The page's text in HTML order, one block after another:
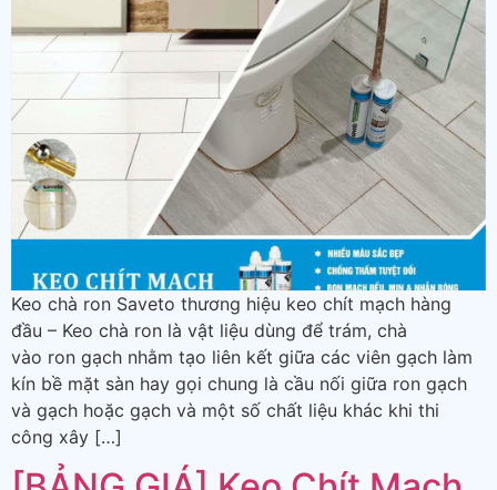
Keo chà ron Saveto thương hiệu keo chít mạch hàng
đầu – Keo chà ron là vật liệu dùng để trám, chà
vào ron gạch nhằm tạo liên kết giữa các viên gạch làm
kín bề mặt sàn hay gọi chung là cầu nối giữa ron gạch
và gạch hoặc gạch và một số chất liệu khác khi thi
công xây […]